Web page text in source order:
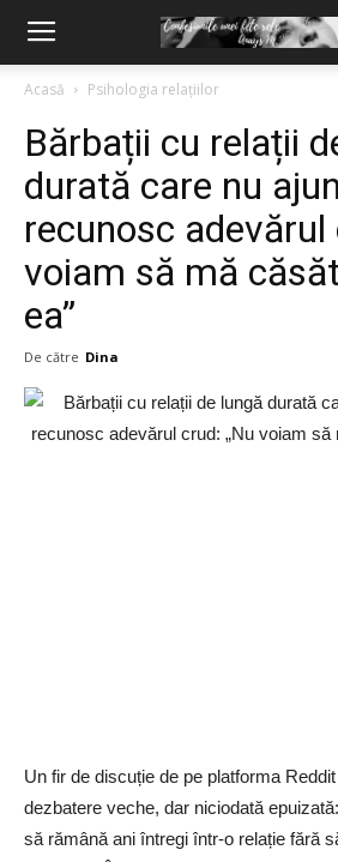
Acasă Psihologia relațiilor
Bărbații cu relații
durată care nu
recunosc adevărul
voiam să mă
ea”
De către Dina
Un fir de discuție de pe platforma
dezbatere veche, dar niciodată
să rămână ani întregi într-o relație fără